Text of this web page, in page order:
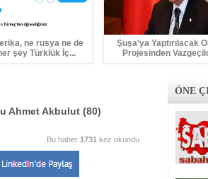
ne rusya ne de
şey Türklük İç...
Şuşa’ya Yaptırılacak
Projesinden
Ahmet Akbulut (80)
Bu haber 1731 kez okundu
ÖNE